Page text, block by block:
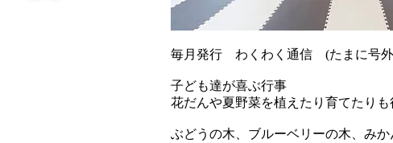
毎月発行 わくわく通信 (たまに号外
子ども達が喜ぶ行事
花だんや夏野菜を植えたり育てたりも
ぶどうの木、ブルーベリーの木、み